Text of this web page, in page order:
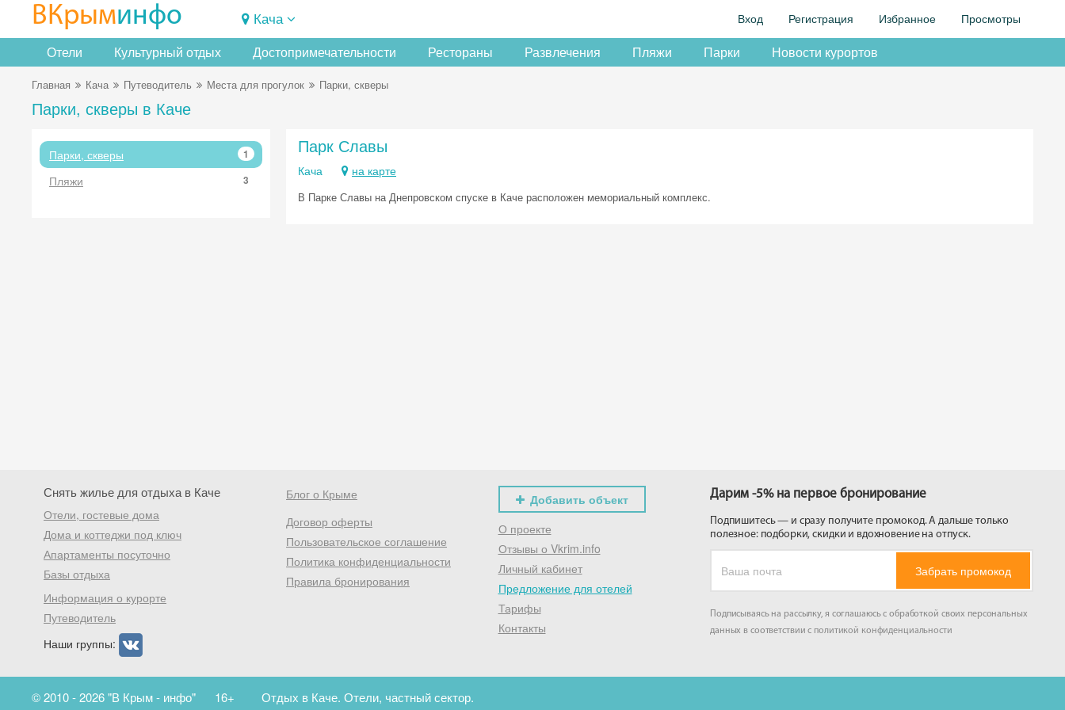
ВКрыминфо Кача Вход Регистрация Избранное Просмотры
Отели Культурный отдых Достопримечательности Рестораны Развлечения Пляжи Парки Новости курортов
Главная Кача Путеводитель Места для прогулок Парки, скверы
Парки, скверы в Каче
Парки, скверы 1
Пляжи 3
Парк Славы
Кача на карте
В Парке Славы на Днепровском спуске в Каче расположен мемориальный комплекс.
Снять жилье для отдыха в Каче
Отели, гостевые дома
Дома и коттеджи под ключ
Апартаменты посуточно
Базы отдыха
Информация о курорте
Путеводитель
Наши группы:
Блог о Крыме
Договор оферты
Пользовательское соглашение
Политика конфиденциальности
Правила бронирования
Добавить объект
О проекте
Отзывы о Vkrim.info
Личный кабинет
Предложение для отелей
Тарифы
Контакты
Дарим -5% на первое бронирование
Подпишитесь — и сразу получите промокод. А дальше только
полезное: подборки, скидки и вдохновение на отпуск.
Забрать промокод
Подписываясь на рассылку, я соглашаюсь с обработкой своих персональных
данных в соответствии с политикой конфиденциальности
© 2010 - 2026 "В Крым - инфо" 16+ Отдых в Каче. Отели, частный сектор.